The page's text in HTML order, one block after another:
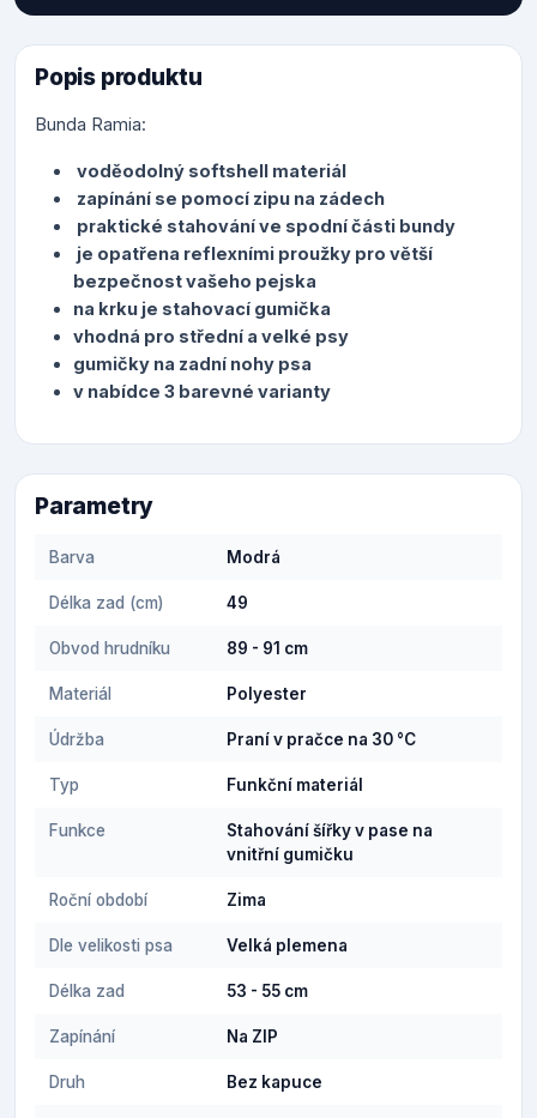
Popis produktu
Bunda Ramia:
voděodolný softshell materiál
zapínání se pomocí zipu na zádech
praktické stahování ve spodní části bundy
je opatřena reflexními proužky pro větší
bezpečnost vašeho pejska
na krku je stahovací gumička
vhodná pro střední a velké psy
gumičky na zadní nohy psa
v nabídce 3 barevné varianty
Parametry
Barva Modrá
Délka zad (cm) 49
Obvod hrudníku 89 - 91 cm
Materiál Polyester
Údržba Praní v pračce na 30 °C
Typ Funkční materiál
Funkce
Stahování šířky v pase na
vnitřní gumičku
Roční období Zima
Dle velikosti psa Velká plemena
Délka zad 53 - 55 cm
Zapínání Na ZIP
Druh Bez kapuce